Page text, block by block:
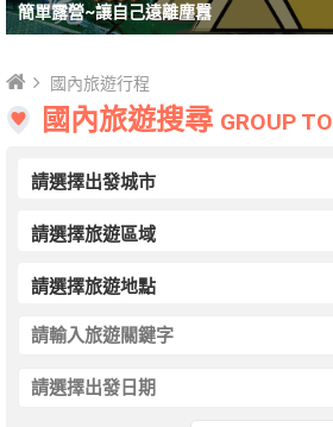
簡單露營~讓自己遠離塵囂
國內旅遊行程
國內旅遊搜尋 GROUP